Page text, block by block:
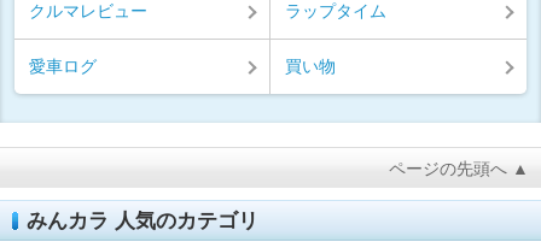
クルマレビュー ラップタイム
愛車ログ 買い物
ページの先頭へ ▲
みんカラ 人気のカテゴリ